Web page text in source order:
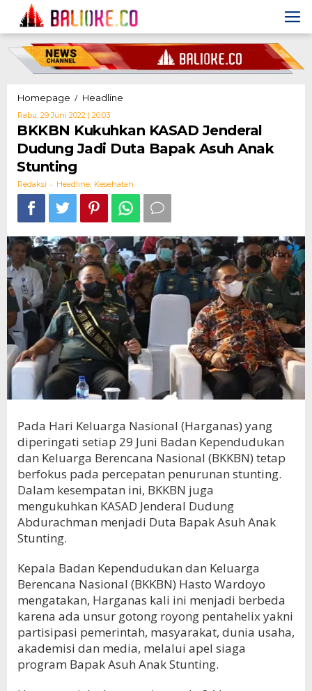
content
Homepage / Headline
Jenderal
Dudung
Bapak
Asuh
Anak
Stunting
Rabu, 29 Juni 2022 | 20:03Oleh
Redaksi
BKKBN Kukuhkan KASAD Jenderal
Dudung Jadi Duta Bapak Asuh Anak
Stunting
Redaksi - Headline, Kesehatan
Pada Hari Keluarga Nasional (Harganas) yang
diperingati setiap 29 Juni Badan Kependudukan
dan Keluarga Berencana Nasional (BKKBN) tetap
berfokus pada percepatan penurunan stunting.
Dalam kesempatan ini, BKKBN juga
mengukuhkan KASAD Jenderal Dudung
Abdurachman menjadi Duta Bapak Asuh Anak
Stunting.
Kepala Badan Kependudukan dan Keluarga
Berencana Nasional (BKKBN) Hasto Wardoyo
mengatakan, Harganas kali ini menjadi berbeda
karena ada unsur gotong royong pentahelix yakni
partisipasi pemerintah, masyarakat, dunia usaha,
akademisi dan media, melalui apel siaga
program Bapak Asuh Anak Stunting.